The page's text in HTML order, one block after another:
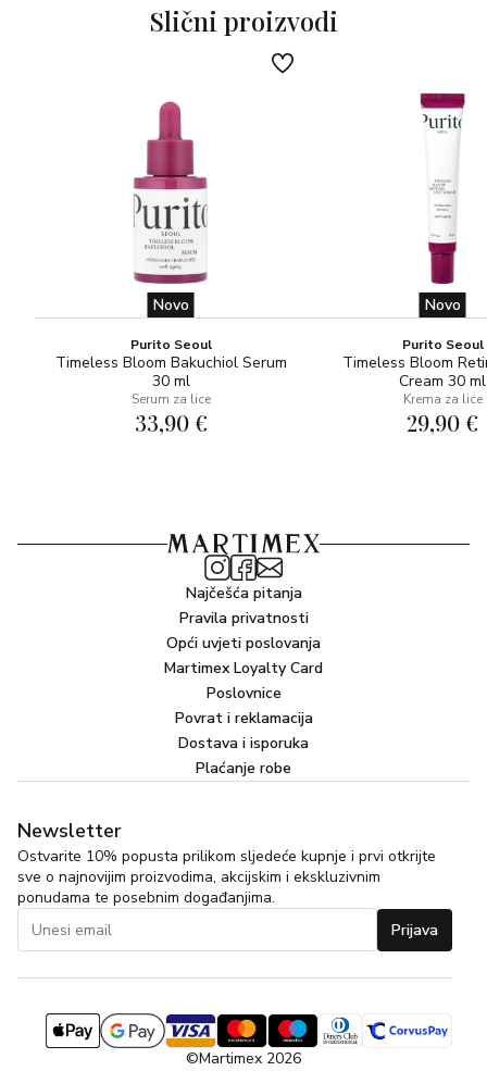
Slični proizvodi
Novo
Purito Seoul
Timeless Bloom Bakuchiol Serum
30 ml
Serum za lice
33,90 €
Novo
Purito Seoul
Timeless Bloom
Cream 30 ml
Krema za lice
29,90 €
Najčešća pitanja
Pravila privatnosti
Opći uvjeti poslovanja
Martimex Loyalty Card
Poslovnice
Povrat i reklamacija
Dostava i isporuka
Plaćanje robe
Newsletter
Ostvarite 10% popusta prilikom sljedeće kupnje i prvi otkrijte
sve o najnovijim proizvodima, akcijskim i ekskluzivnim
ponudama te posebnim događanjima.
Prijava
©Martimex 2026